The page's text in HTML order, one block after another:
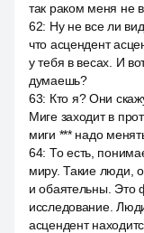
так раком меня не
62: Ну не все ли
что асцендент
у тебя в весах. И
думаешь?
63: Кто я? Они
Миге заходит в
миги *** надо
64: То есть,
миру. Такие люди,
и обаятельны. Это
исследование.
асцендент